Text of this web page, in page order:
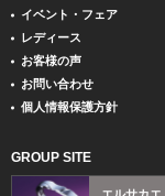
イベント・フェア
レディース
お客様の声
お問い合わせ
個人情報保護方針
GROUP SITE